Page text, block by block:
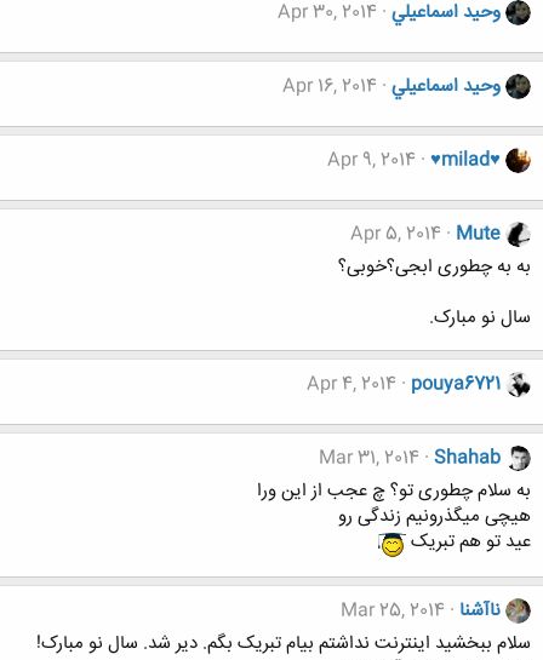
وحيد اسماعيلي Apr 30, 2014
وحيد اسماعيلي Apr 16, 2014
♥milad♥
Apr 9, 2014
Mute
Apr 5, 2014
به به چطوری ابجی؟خوبی؟
سال نو مبارک.
pouya6721
Apr 4, 2014
Shahab
Mar 31, 2014
به سلام چطوری تو؟ چ عجب از این ورا
هیچی میگذرونیم زندگی رو
عید تو هم تبریک
ناآشنا Mar 25, 2014
سلام ببخشید اینترنت نداشتم بیام تبریک بگم. دیر شد. سال نو مبارک!